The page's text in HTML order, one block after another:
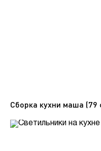
Сборка кухни маша (79